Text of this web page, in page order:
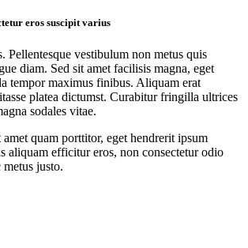
eros suscipit varius
Pellentesque vestibulum non metus quis
diam. Sed sit amet facilisis magna, eget
tempor maximus finibus. Aliquam erat
platea dictumst. Curabitur fringilla ultrices
sodales vitae.
amet quam porttitor, eget hendrerit ipsum
aliquam efficitur eros, non consectetur odio
justo.